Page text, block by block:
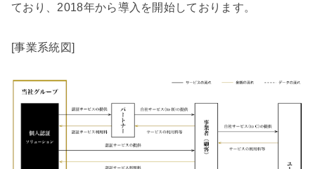
ており、2018年から導入を開始しております。
[事業系統図]